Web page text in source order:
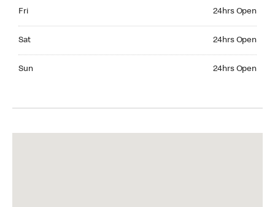
Fri 24hrs Open
Sat 24hrs Open
Sun 24hrs Open